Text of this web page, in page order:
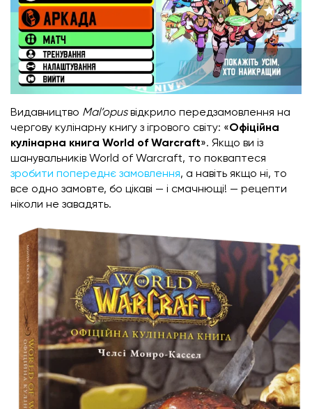
Видавництво Mal’opusвідкрило передзамовлення на
чергову кулінарну книгу з ігрового світу: «Офіційна
кулінарна книга World of Warcraft». Якщо ви із
шанувальників World of Warcraft, то покваптеся
зробити попереднє замовлення, а навіть якщо ні, то
все одно замовте, бо цікаві — і смачнющі! — рецепти
ніколи не завадять.